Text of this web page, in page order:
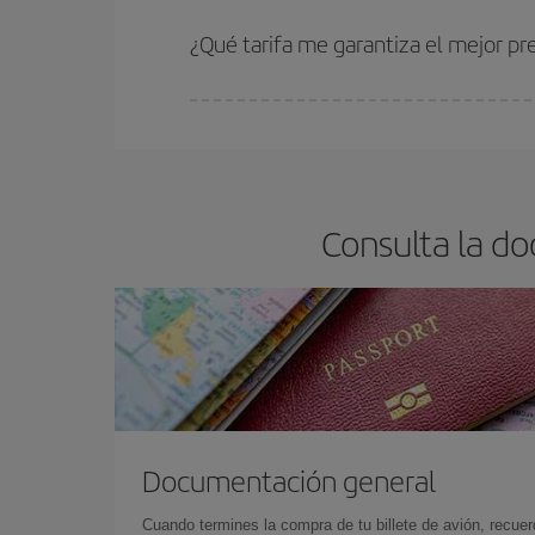
estén disponibles o se vayan agotando. Por eso,
¿Qué tarifa me garantiza el mejor
Consulta la
Documentación general
Cuando termines la compra de tu billete de avión,